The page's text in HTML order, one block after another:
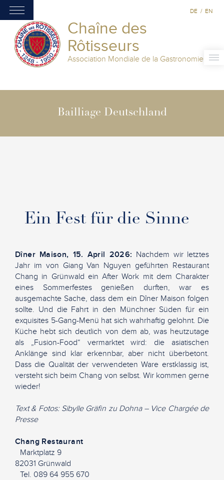
Chaîne des
Rôtisseurs
Association Mondiale de la Gastronomie
DE / EN
Bailliage Deutschland
Ein Fest für die Sinne
Dîner Maison, 15. April 2026: Nachdem wir letztes
Jahr im von Giang Van Nguyen geführten Restaurant
Chang in Grünwald ein After Work mit dem Charakter
eines Sommerfestes genießen durften, war es
ausgemachte Sache, dass dem ein Dîner Maison folgen
sollte. Und die Fahrt in den Münchner Süden für ein
exquisites 5-Gang-Menü hat sich wahrhaftig gelohnt. Die
Küche hebt sich deutlich von dem ab, was heutzutage
als „Fusion-Food“ vermarktet wird: die asiatischen
Anklänge sind klar erkennbar, aber nicht überbetont.
Dass die Qualität der verwendeten Ware erstklassig ist,
versteht sich beim Chang von selbst. Wir kommen gerne
wieder!
Text & Fotos: Sibylle Gräfin zu Dohna – Vice Chargée de
Presse
Chang Restaurant
Marktplatz 9
82031 Grünwald
Tel. 089 64 955 670